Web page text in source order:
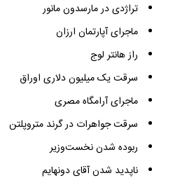
تراژدی در مارسدون مانور
ماجرای آپارتمان ارزان
راز هانتر لوج
سرقت یک میلیون دلاری اوراق
ماجرای آرامگاه مصری
سرقت جواهرات در گرند متروپلتن
ربوده شدن نخست‌وزیر
ناپدید شدن آقای دونهایم